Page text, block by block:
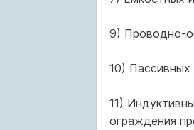
9) Проводно-
10) Пассивных
11)
ограждения